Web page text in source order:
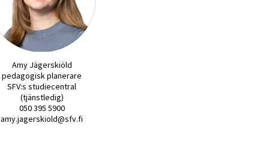
Amy Jägerskiöld
pedagogisk planerare
SFV:s studiecentral
(tjänstledig)
050 395 5900
amy.jagerskiold@sfv.fi